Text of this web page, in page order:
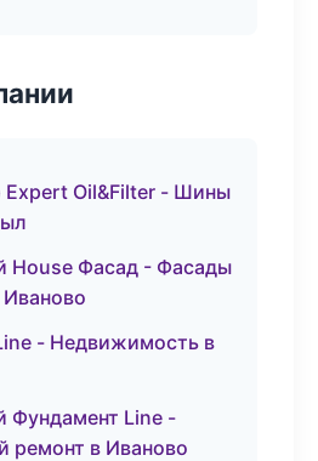
Expert Oil&Filter - Шины
House Фасад - Фасады
Иваново
- Недвижимость в
Фундамент Line -
ремонт в Иваново